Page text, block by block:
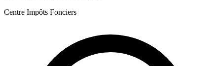
Centre Impôts Fonciers